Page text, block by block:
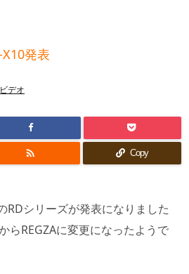
発表
デオ
 Copy
RDシリーズが発表になりました
らREGZAに変更になったようで